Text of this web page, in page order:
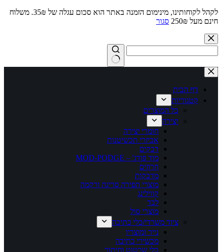
לקהל לקוחותינו, מינימום הזמנה באתר הוא סכום עגלה של 35₪. משלוח
חינם מעל 250₪
סגור
Skip
to
content
No
results
דף הבית
קטגוריות
כל המוצרים
יצירה
חומרי יצירה
אביזרי תכשיטנות
דבקים
מוד פודג' – MOD-PODGE
חרוזים
מדבקות
מוצרי תפירה סריגה ורקמה
קווילינג
לבד
מוצרי סול
ציוד משרדי/כלי כתיבה
נייר ומוצריו
מכשירי כתיבה
כלי שרטוט וחיתוך